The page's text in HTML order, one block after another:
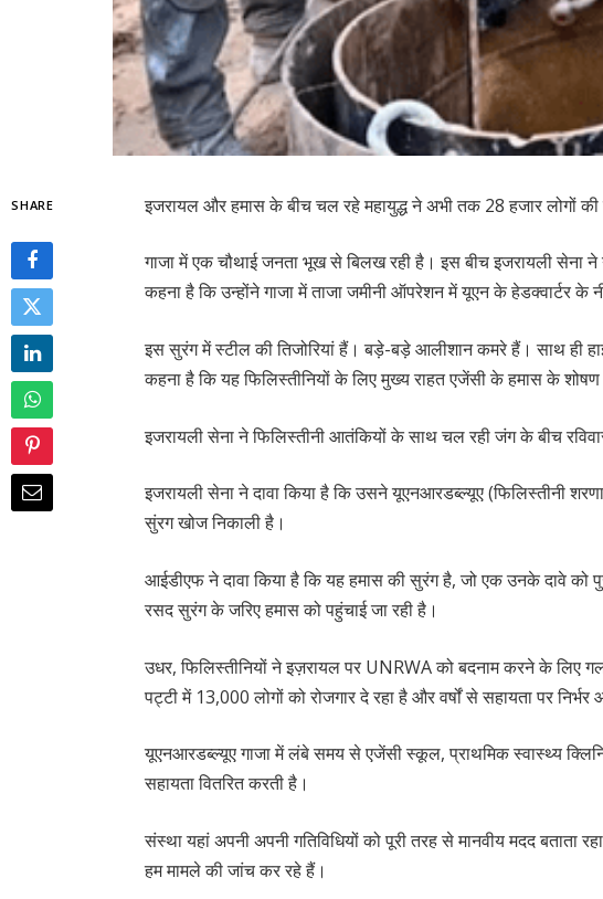
SHARE इजरायल और हमास के बीच चल रहे महायुद्ध ने अभी तक 28 हजार लोगों
गाजा में एक चौथाई जनता भूख से बिलख रही है। इस बीच इजरायली सेना
कहना है कि उन्होंने गाजा में ताजा जमीनी ऑपरेशन में यूएन के हेडक्वार्टर के
इस सुरंग में स्टील की तिजोरियां हैं। बड़े-बड़े आलीशान कमरे हैं। साथ ही
कहना है कि यह फिलिस्तीनियों के लिए मुख्य राहत एजेंसी के हमास के
इजरायली सेना ने फिलिस्तीनी आतंकियों के साथ चल रही जंग के बीच
इजरायली सेना ने दावा किया है कि उसने यूएनआरडब्ल्यूए (फिलिस्तीनी
सुंरग खोज निकाली है।
आईडीएफ ने दावा किया है कि यह हमास की सुरंग है, जो एक उनके दावे को
रसद सुरंग के जरिए हमास को पहुंचाई जा रही है।
उधर, फिलिस्तीनियों ने इज़रायल पर UNRWA को बदनाम करने के लिए
पट्टी में 13,000 लोगों को रोजगार दे रहा है और वर्षों से सहायता पर
यूएनआरडब्ल्यूए गाजा में लंबे समय से एजेंसी स्कूल, प्राथमिक स्वास्थ्य
सहायता वितरित करती है।
संस्था यहां अपनी अपनी गतिविधियों को पूरी तरह से मानवीय मदद
हम मामले की जांच कर रहे हैं।